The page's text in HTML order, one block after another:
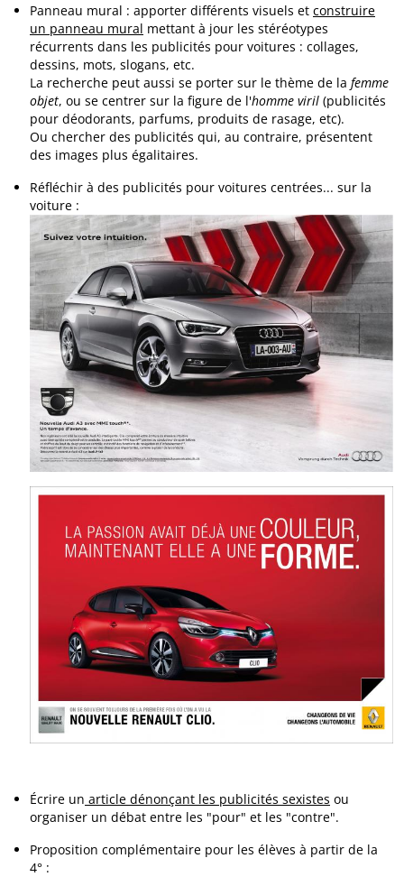
Panneau mural : apporter différents visuels et construire
un panneau mural mettant à jour les stéréotypes
récurrents dans les publicités pour voitures : collages,
dessins, mots, slogans, etc.
La recherche peut aussi se porter sur le thème de la femme
objet, ou se centrer sur la figure de l'homme viril (publicités
pour déodorants, parfums, produits de rasage, etc).
Ou chercher des publicités qui, au contraire, présentent
des images plus égalitaires.
Réfléchir à des publicités pour voitures centrées... sur la
voiture :
Écrire un article dénonçant les publicités sexistes ou
organiser un débat entre les "pour" et les "contre".
Proposition complémentaire pour les élèves à partir de la
4° :